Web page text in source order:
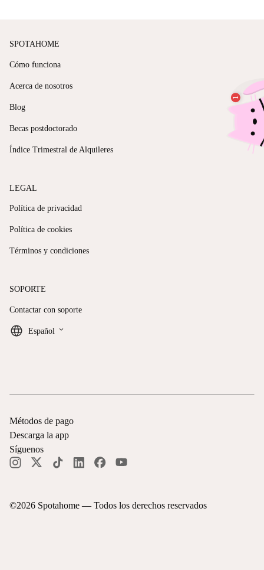
SPOTAHOME
Cómo funciona
Acerca de nosotros
Blog
Becas postdoctorado
Índice Trimestral de Alquileres
LEGAL
Política de privacidad
Política de cookies
Términos y condiciones
SOPORTE
Contactar con soporte
Español keyboard_arrow_down
©2026 Spotahome — Todos los derechos reservados
Métodos de pago
Descarga la app
Síguenos